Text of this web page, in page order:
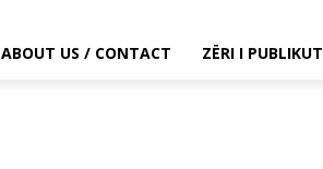
ABOUT US / CONTACT ZËRI I PUBLIKUT